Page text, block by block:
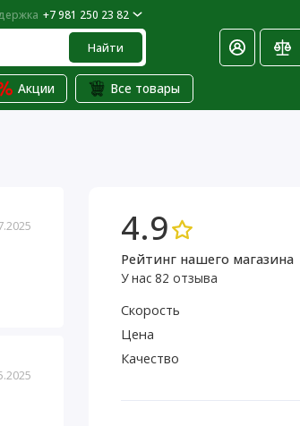
+7 981 250 23 82
Найти
Акции Все товары
4.9
Рейтинг нашего магазина
У нас 82 отзыва
Скорость
Цена
Качество